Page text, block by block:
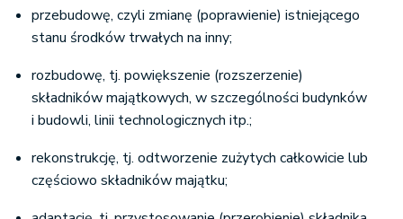
przebudowę, czyli zmianę (poprawienie) istniejącego
stanu środków trwałych na inny;
rozbudowę, tj. powiększenie (rozszerzenie)
składników majątkowych, w szczególności budynków
i budowli, linii technologicznych itp.;
rekonstrukcję, tj. odtworzenie zużytych całkowicie lub
częściowo składników majątku;